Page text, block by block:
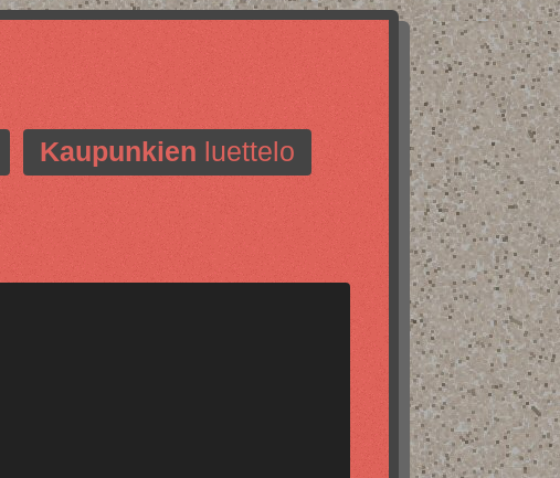
Kaupunkien luettelo